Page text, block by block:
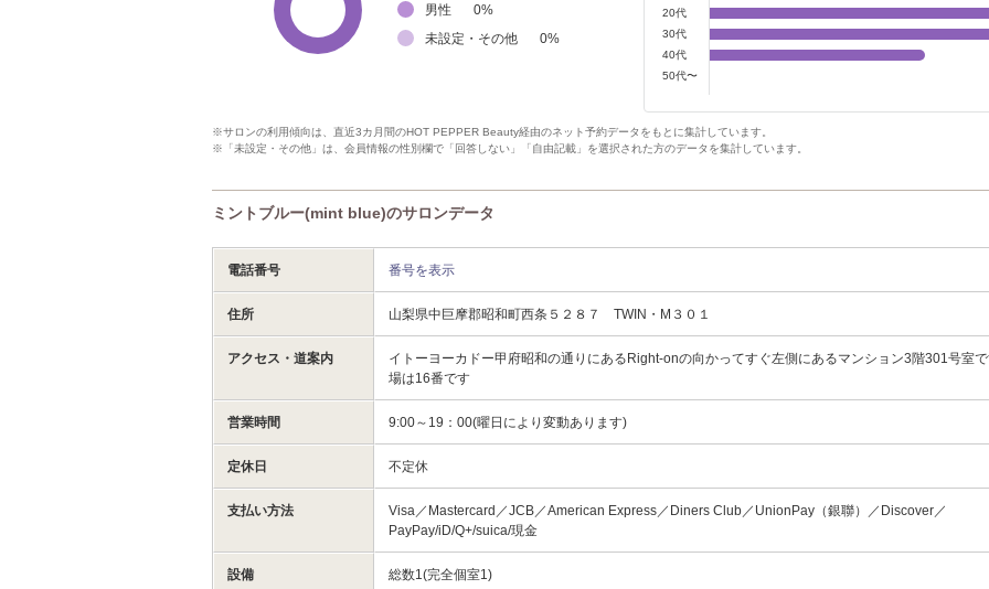
男性
0%
未設定・その他
0%
20代
30代
40代
50代〜
※サロンの利用傾向は、直近3カ月間のHOT PEPPER Beauty経由のネット予約データをもとに集計しています。
※「未設定・その他」は、会員情報の性別欄で「回答しない」「自由記載」を選択された方のデータを集計しています。
ミントブルー(mint blue)のサロンデータ
電話番号 番号を表示
住所 山梨県中巨摩郡昭和町西条５２８７ TWIN・M３０１
アクセス・道案内
イトーヨーカドー甲府昭和の通りにあるRight-onの向かってすぐ左側にあるマンション3階301号室
場は16番です
営業時間 9:00～19：00(曜日により変動あります)
定休日 不定休
支払い方法
Visa／Mastercard／JCB／American Express／Diners Club／UnionPay（銀聯）／Discover／
PayPay/iD/Q+/suica/現金
設備 総数1(完全個室1)